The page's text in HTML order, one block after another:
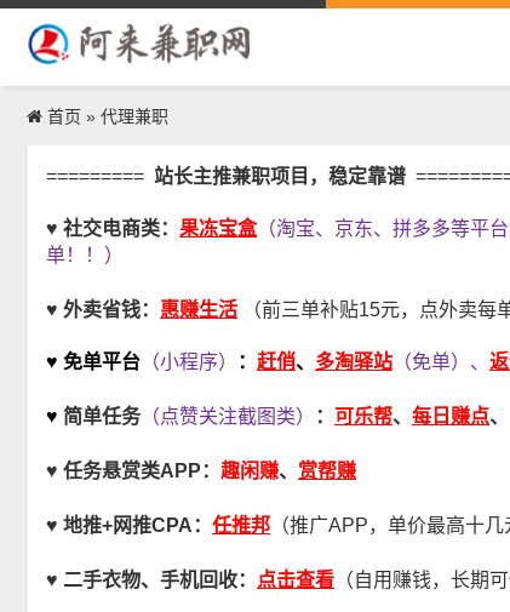
首页 » 代理兼职
========= 站长主推兼职项目，稳定靠谱
♥ 社交电商类： 果冻宝盒（淘宝、京东、拼多多等平
单！！）
♥ 外卖省钱： 惠赚生活 （前三单补贴15元，点外卖每
♥ 免单平台 （小程序） ： 赶俏、 多淘驿站 （免单）、
♥ 简单任务 （点赞关注截图类） ： 可乐帮、 每日赚点、
♥ 任务悬赏类APP： 趣闲赚、 赏帮赚
♥ 地推+网推CPA ： 任推邦 （推广APP，单价最高十几
♥ 二手衣物、手机回收： 点击查看 （自用赚钱，长期可